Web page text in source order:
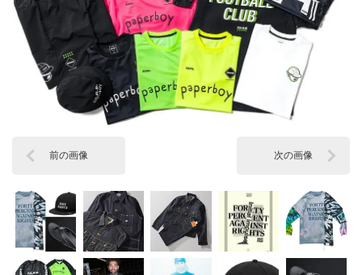
前の画像 次の画像